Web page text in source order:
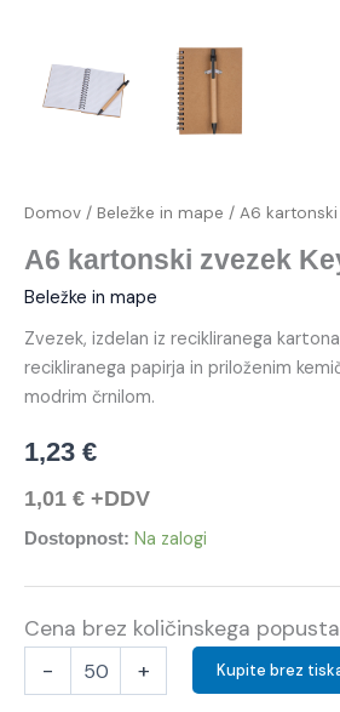
Domov / Beležke in mape / A6
A6 kartonski zvezek
Beležke in mape
Zvezek, izdelan iz recikliranega
recikliranega papirja in priloženim
modrim črnilom.
1,23 €
1,01 € +DDV
Dostopnost: Na zalogi
Cena brez količinskega popusta
- + Kupite brez